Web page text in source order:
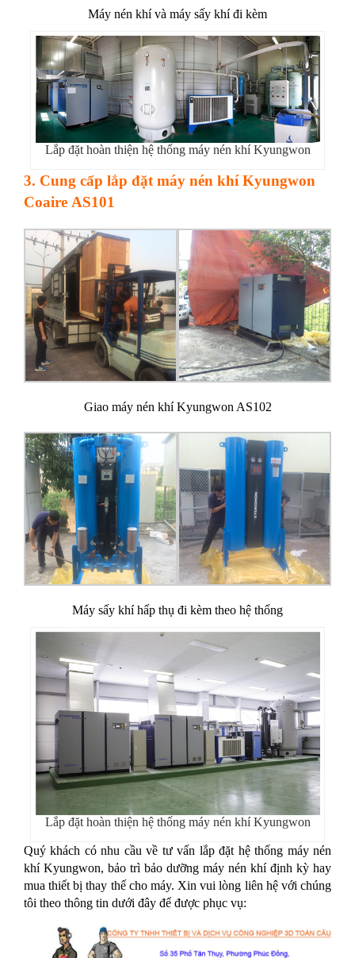
Máy nén khí và máy sấy khí đi kèm
Lắp đặt hoàn thiện hệ thống máy nén khí Kyungwon
3. Cung cấp lắp đặt máy nén khí Kyungwon
Coaire AS101
Giao máy nén khí Kyungwon AS102
Máy sấy khí hấp thụ đi kèm theo hệ thống
Lắp đặt hoàn thiện hệ thống máy nén khí Kyungwon
Quý khách có nhu cầu về tư vấn lắp đặt hệ thống máy nén
khí Kyungwon, bảo trì bảo dưỡng máy nén khí định kỳ hay
mua thiết bị thay thế cho máy. Xin vui lòng liên hệ với chúng
tôi theo thông tin dưới đây để được phục vụ: